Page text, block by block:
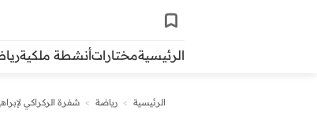
الرئيسيةمختاراتأنشطة ملكية
الرئيسية > رياضة > شفرة الركراكي